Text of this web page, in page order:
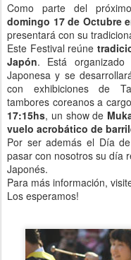
Como parte del
domingo 17 de Octubre
presentará con su
Este Festival reúne
Japón. Está organizado
Japonesa y se
con exhibiciones de
tambores coreanos a
17:15hs, un show de
vuelo acrobático de
Por ser además el Día
pasar con nosotros su día
Japonés.
Para más información,
Los esperamos!